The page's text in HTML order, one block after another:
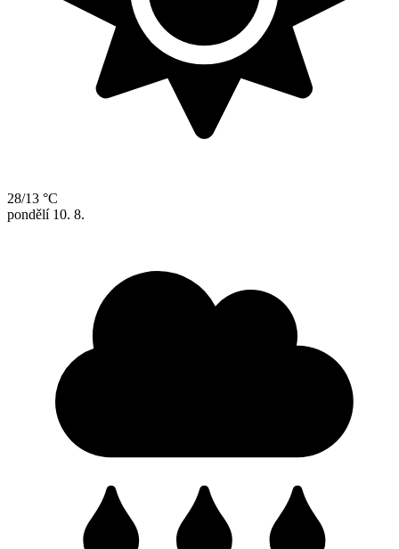
28/13 °C
pondělí 10. 8.